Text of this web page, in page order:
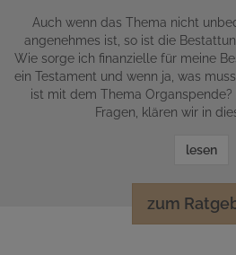
Auch wenn das Thema nicht
angenehmes ist, so ist die
Wie sorge ich finanzielle für meine
ein Testament und wenn ja, was
ist mit dem Thema
Fragen, klären wir in
lesen
zum